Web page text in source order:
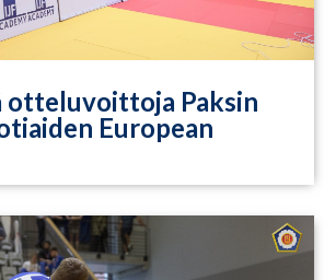
otteluvoittoja Paksin
European